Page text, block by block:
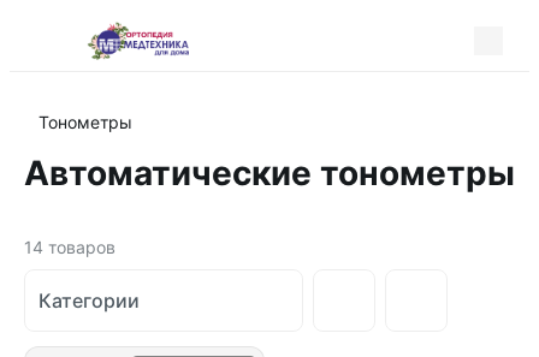
Тонометры
Автоматические тонометры
14 товаров
Категории